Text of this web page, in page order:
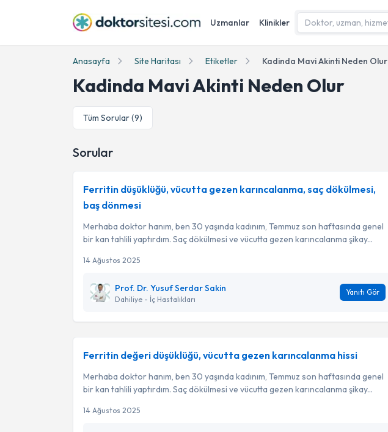
Uzmanlar Klinikler
Anasayfa Site Haritası Etiketler Kadinda Mavi Akinti Neden Olur
Kadinda Mavi Akinti Neden Olur
Tüm Sorular (9)
Sorular
Ferritin düşüklüğü, vücutta gezen karıncalanma, saç dökülmesi,
baş dönmesi
Merhaba doktor hanım, ben 30 yaşında kadınım, Temmuz son haftasında genel
bir kan tahlili yaptırdım. Saç dökülmesi ve vücutta gezen karıncalanma şikay...
14 Ağustos 2025
Prof. Dr. Yusuf Serdar Sakin
Dahiliye - İç Hastalıkları
Yanıtı Gör
Ferritin değeri düşüklüğü, vücutta gezen karıncalanma hissi
Merhaba doktor hanım, ben 30 yaşında kadınım, Temmuz son haftasında genel
bir kan tahlili yaptırdım. Saç dökülmesi ve vücutta gezen karıncalanma şikay...
14 Ağustos 2025